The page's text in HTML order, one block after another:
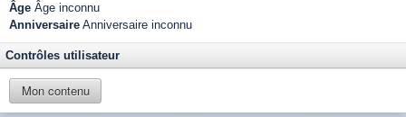
Âge Âge inconnu
Anniversaire Anniversaire inconnu
Contrôles utilisateur
Mon contenu